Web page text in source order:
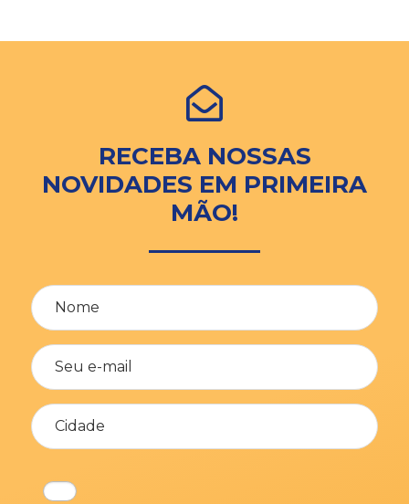
RECEBA NOSSAS
NOVIDADES EM PRIMEIRA
MÃO!